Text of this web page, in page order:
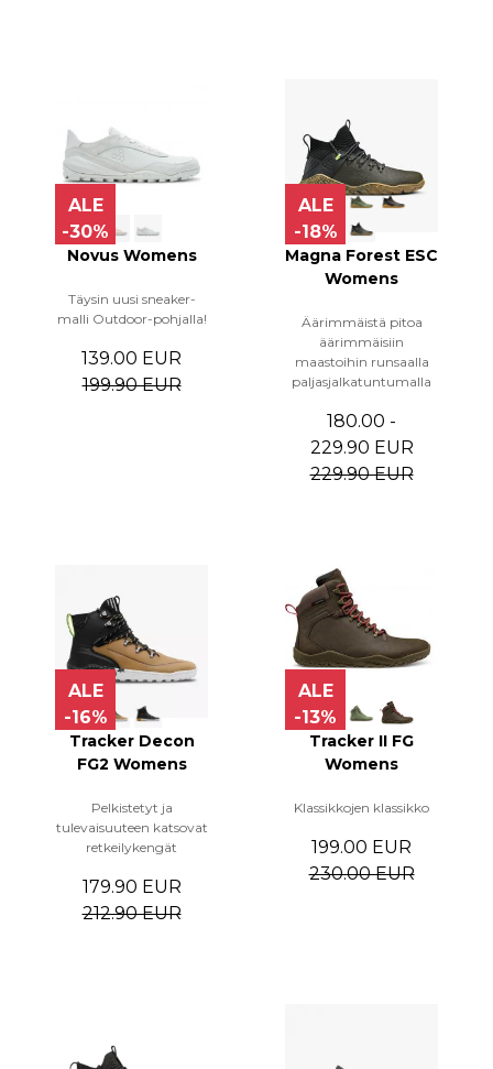
ALE
-30%
Novus Womens
Täysin uusi sneaker-
malli Outdoor-pohjalla!
139.00 EUR
199.90 EUR
ALE
-18%
Magna Forest ESC
Womens
Äärimmäistä pitoa
äärimmäisiin
maastoihin runsaalla
paljasjalkatuntumalla
180.00 -
229.90 EUR
229.90 EUR
ALE
-16%
Tracker Decon
FG2 Womens
Pelkistetyt ja
tulevaisuuteen katsovat
retkeilykengät
179.90 EUR
212.90 EUR
ALE
-13%
Tracker II FG
Womens
Klassikkojen klassikko
199.00 EUR
230.00 EUR